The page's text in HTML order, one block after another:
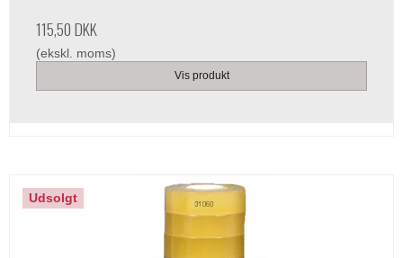
115,50 DKK
(ekskl. moms)
Vis produkt
Udsolgt